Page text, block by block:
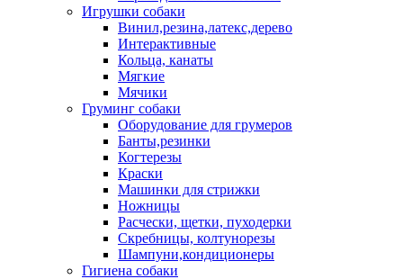
Игрушки собаки
Винил,резина,латекс,дерево
Интерактивные
Кольца, канаты
Мягкие
Мячики
Груминг собаки
Оборудование для грумеров
Банты,резинки
Когтерезы
Краски
Машинки для стрижки
Ножницы
Расчески, щетки, пуходерки
Скребницы, колтунорезы
Шампуни,кондиционеры
Гигиена собаки